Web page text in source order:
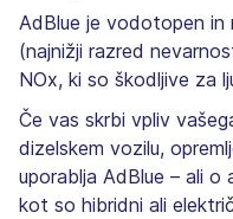
AdBlue je vodotopen in
(najnižji razred
NOx, ki so škodljive za
Če vas skrbi vpliv
dizelskem vozilu,
uporablja AdBlue – ali o
kot so hibridni ali